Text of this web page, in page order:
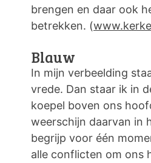
brengen en daar ook
betrekken. (
Blauw
In mijn verbeelding
vrede. Dan staar ik in
koepel boven ons
weerschijn daarvan in
begrijp voor één
alle conflicten om ons